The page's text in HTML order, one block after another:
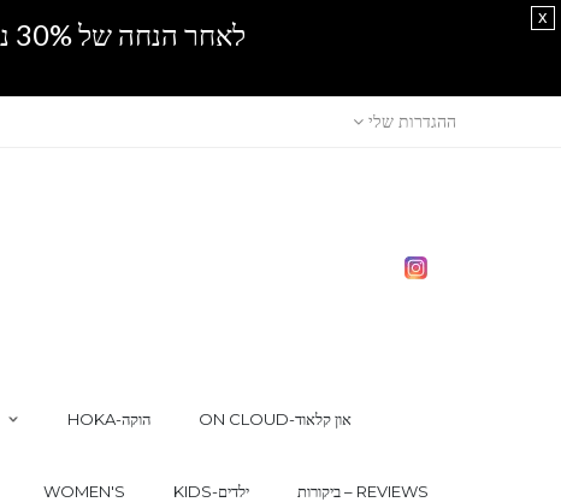
ההגדרות שלי
HOKA-הוקה ON CLOUD-און קלאוד
WOMEN'S KIDS-ילדים ביקורות – REVIEWS
לאחר הנחה של 30% נוספים, אין מכירה סיטונאית.SPRING SALE
x